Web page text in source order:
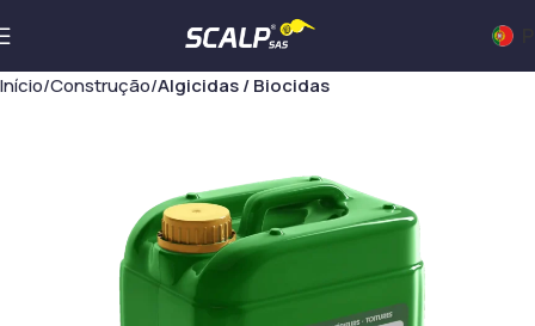
Início Construção Algicidas / Biocidas